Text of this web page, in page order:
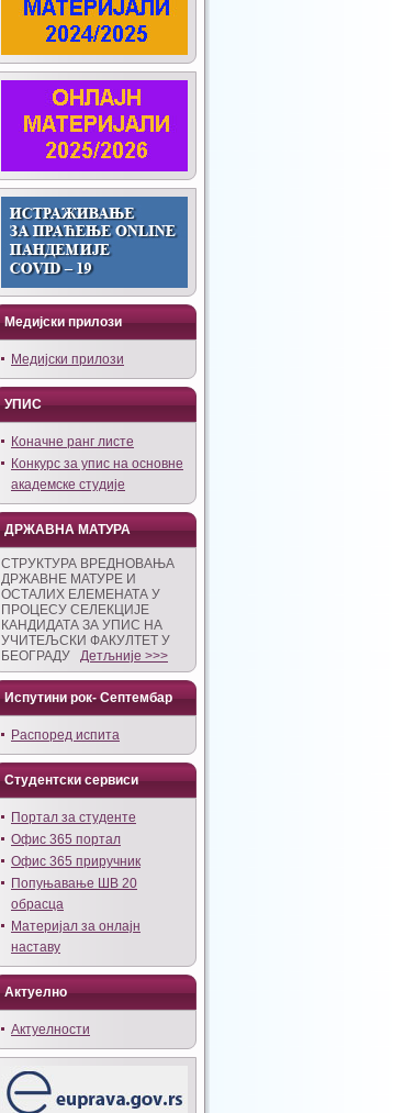
Медијски прилози
Медијски прилози
УПИС
Коначне ранг листе
Конкурс за упис на основне
академске студије
ДРЖАВНА МАТУРА
СТРУКТУРА ВРЕДНОВАЊА
ДРЖАВНЕ МАТУРЕ И
ОСТАЛИХ ЕЛЕМЕНАТА У
ПРОЦЕСУ СЕЛЕКЦИЈЕ
КАНДИДАТА ЗА УПИС НА
УЧИТЕЉСКИ ФАКУЛТЕТ У
БЕОГРАДУ Детљније >>>
Испутини рок- Септембар
Распоред испита
Студентски сервиси
Портал за студенте
Офис 365 портал
Офис 365 приручник
Попуњавање ШВ 20
обрасца
Материјал за онлајн
наставу
Актуелно
Актуелности